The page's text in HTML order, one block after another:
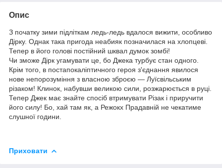
Опис
З початку зими підліткам ледь-ледь вдалося вижити, особливо
Дірку. Однак така пригода неабияк позначилася на хлопцеві.
Тепер в його голові постійний шквал думок зомбі!
Чи зможе Дірк угамувати це, бо Джека турбує стан одного.
Крім того, в постапокаліптичного героя з'єднання явилося
нове непорозуміння з власною зброєю — Луїсвільським
різаком! Клинок, набувши великою сили, розжарюється в руці.
Тепер Джек має знайте спосіб втримувати Різак і приручити
його силу! Бо, хай там як, а Режокх Прадавній не чекатиме
слушної години.
Приховати